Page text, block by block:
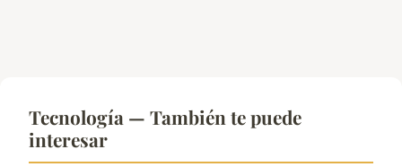
Tecnología — También te puede
interesar